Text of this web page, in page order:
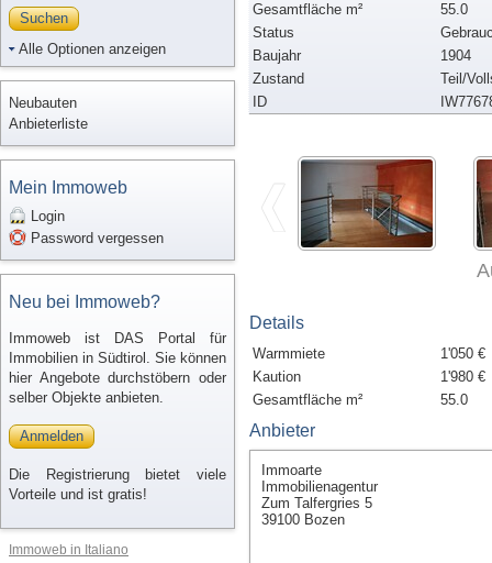
Suchen
Alle Optionen anzeigen
Neubauten
Anbieterliste
Mein Immoweb
Login
Password vergessen
Neu bei Immoweb?
Immoweb ist DAS Portal für
Immobilien in Südtirol. Sie können
hier Angebote durchstöbern oder
selber Objekte anbieten.
Anmelden
Die Registrierung bietet viele
Vorteile und ist gratis!
Immoweb in Italiano
Gesamtfläche m²
55.0
Status
Baujahr
1904
Zustand
Teil/
ID
Details
Warmmiete
1'050 €
Kaution
1'980 €
Gesamtfläche m²
55.0
Anbieter
Immoarte
Immobilienagentur
Zum Talfergries 5
39100 Bozen